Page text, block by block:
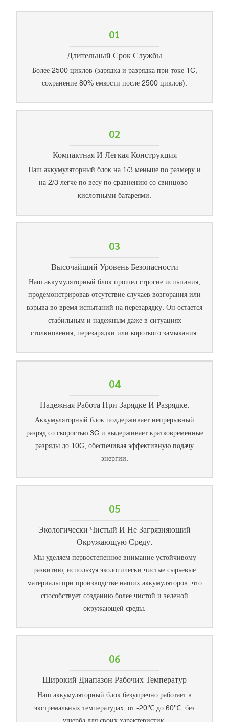
01
Длительный Срок Службы
Более 2500 циклов (зарядка и разрядка при токе 1C,
сохранение 80% емкости после 2500 циклов).
02
Компактная И Легкая Конструкция
Наш аккумуляторный блок на 1/3 меньше по размеру и
на 2/3 легче по весу по сравнению со свинцово-
кислотными батареями.
03
Высочайший Уровень Безопасности
Наш аккумуляторный блок прошел строгие испытания,
продемонстрировав отсутствие случаев возгорания или
взрыва во время испытаний на перезарядку. Он остается
стабильным и надежным даже в ситуациях
столкновения, перезарядки или короткого замыкания.
04
Надежная Работа При Зарядке И Разрядке.
Аккумуляторный блок поддерживает непрерывный
разряд со скоростью 3C и выдерживает кратковременные
разряды до 10C, обеспечивая эффективную подачу
энергии.
05
Экологически Чистый И Не Загрязняющий
Окружающую Среду.
Мы уделяем первостепенное внимание устойчивому
развитию, используя экологически чистые сырьевые
материалы при производстве наших аккумуляторов, что
способствует созданию более чистой и зеленой
окружающей среды.
06
Широкий Диапазон Рабочих Температур
Наш аккумуляторный блок безупречно работает в
экстремальных температурах, от -20℃ до 60℃, без
ущерба для своих характеристик.